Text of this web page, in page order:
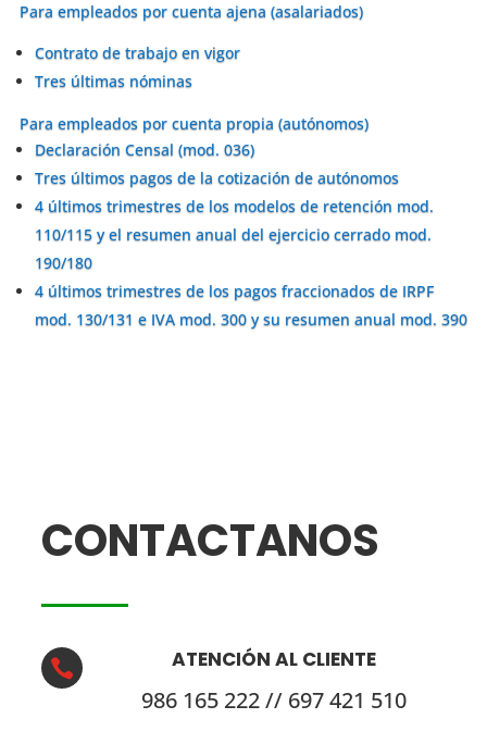
Para empleados por cuenta ajena (asalariados)
Contrato de trabajo en vigor
Tres últimas nóminas
Para empleados por cuenta propia (autónomos)
Declaración Censal (mod. 036)
Tres últimos pagos de la cotización de autónomos
4 últimos trimestres de los modelos de retención mod.
110/115 y el resumen anual del ejercicio cerrado mod.
190/180
4 últimos trimestres de los pagos fraccionados de IRPF
mod. 130/131 e IVA mod. 300 y su resumen anual mod. 390
CONTACTANOS
 ATENCIÓN AL CLIENTE
986 165 222 // 697 421 510